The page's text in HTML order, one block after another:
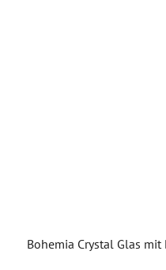
Bohemia Crystal Glas mit